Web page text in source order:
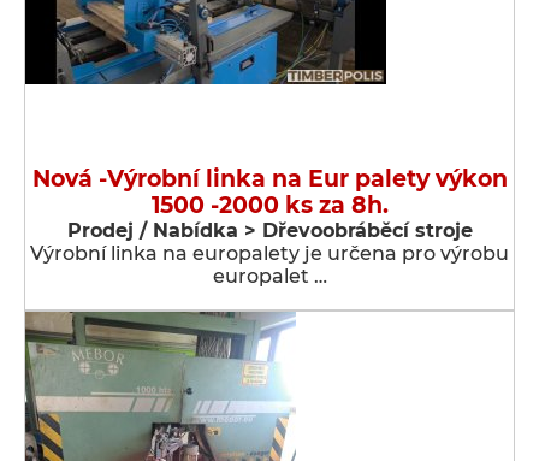
Nová -Výrobní linka na Eur palety výkon
1500 -2000 ks za 8h.
Prodej / Nabídka > Dřevoobráběcí stroje
Výrobní linka na europalety je určena pro výrobu
europalet …